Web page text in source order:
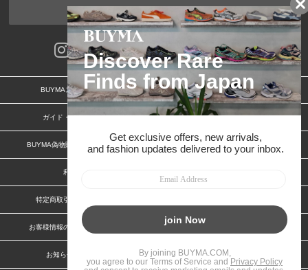
ページトップへ
BUYMAスタートガイド 安心への取り組み
ガイド・お問い合わせ かんたん購入ガイド
BUYMA偽物販売防止の取り組み BUYMA CARD
利用規約
特定商取引法に関する表記
お客様情報の外部送信について
お知らせ(PCサイト) 会社案内